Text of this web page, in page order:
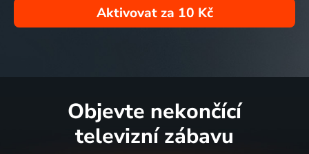
Aktivovat za 10 Kč
Objevte nekončící
televizní zábavu